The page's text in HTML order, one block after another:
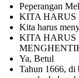
Peperangan
KITA HARUS
Kita harus
KITA HARUS
Ya, Betul
Tahun 1666, di